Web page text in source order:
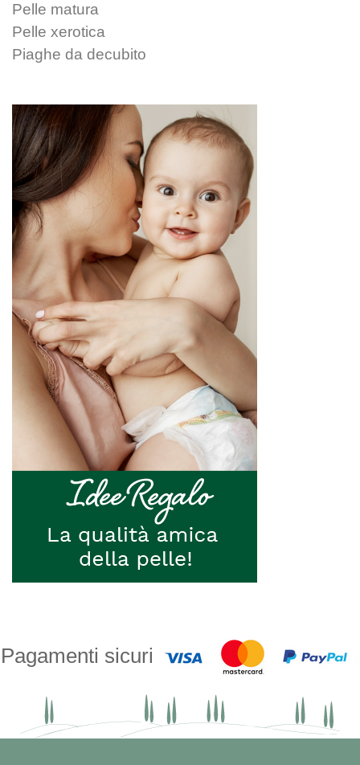
Pelle matura
Pelle xerotica
Piaghe da decubito
Pagamenti sicuri